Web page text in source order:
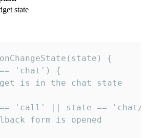
state
{
'chat') {
is in the chat state
'call' || state ==
form is opened